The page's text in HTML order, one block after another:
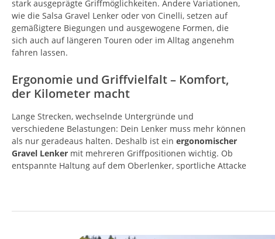
stark ausgeprägte Griffmöglichkeiten. Andere Variationen,
wie die Salsa Gravel Lenker oder von Cinelli, setzen auf
gemäßigtere Biegungen und ausgewogene Formen, die
sich auch auf längeren Touren oder im Alltag angenehm
fahren lassen.
Ergonomie und Griffvielfalt – Komfort,
der Kilometer macht
Lange Strecken, wechselnde Untergründe und
verschiedene Belastungen: Dein Lenker muss mehr können
als nur geradeaus halten. Deshalb ist ein ergonomischer
Gravel Lenker mit mehreren Griffpositionen wichtig. Ob
entspannte Haltung auf dem Oberlenker, sportliche Attacke